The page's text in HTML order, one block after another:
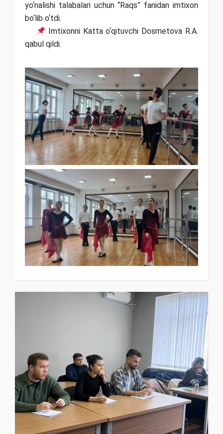
yо‘nalishi talabalari uchun “Raqs” fanidan imtixon
bо‘lib о‘tdi.
Imtixonni Katta о‘qituvchi Dosmetova R.A.
qabul qildi.